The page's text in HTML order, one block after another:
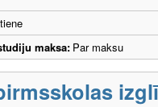
maksa: Par maksu